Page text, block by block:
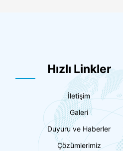
Hızlı Linkler
İletişim
Galeri
Duyuru ve Haberler
Çözümlerimiz